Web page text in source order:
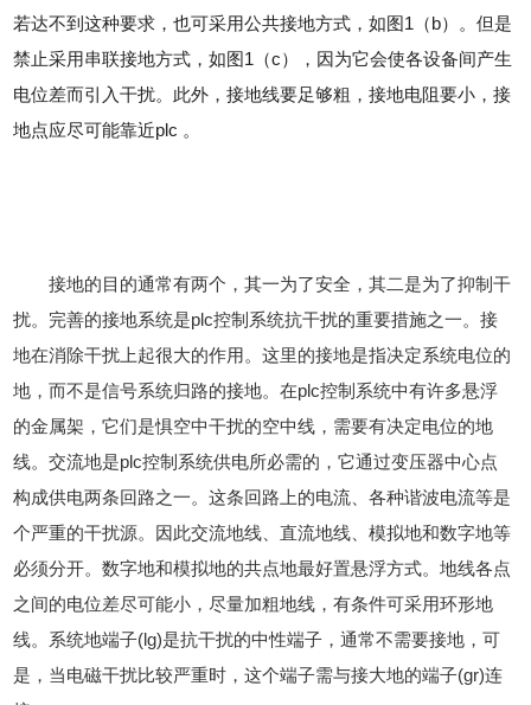
若达不到这种要求，也可采用公共接地方式，如图1（b）。但是
禁止采用串联接地方式，如图1（c），因为它会使各设备间产生
电位差而引入干扰。此外，接地线要足够粗，接地电阻要小，接
地点应尽可能靠近plc 。
接地的目的通常有两个，其一为了安全，其二是为了抑制干
扰。完善的接地系统是plc控制系统抗干扰的重要措施之一。接
地在消除干扰上起很大的作用。这里的接地是指决定系统电位的
地，而不是信号系统归路的接地。在plc控制系统中有许多悬浮
的金属架，它们是惧空中干扰的空中线，需要有决定电位的地
线。交流地是plc控制系统供电所必需的，它通过变压器中心点
构成供电两条回路之一。这条回路上的电流、各种谐波电流等是
个严重的干扰源。因此交流地线、直流地线、模拟地和数字地等
必须分开。数字地和模拟地的共点地最好置悬浮方式。地线各点
之间的电位差尽可能小，尽量加粗地线，有条件可采用环形地
线。系统地端子(lg)是抗干扰的中性端子，通常不需要接地，可
是，当电磁干扰比较严重时，这个端子需与接大地的端子(gr)连